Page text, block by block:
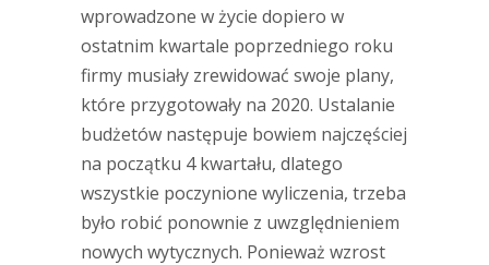
wprowadzone w życie dopiero w
ostatnim kwartale poprzedniego roku
firmy musiały zrewidować swoje plany,
które przygotowały na 2020. Ustalanie
budżetów następuje bowiem najczęściej
na początku 4 kwartału, dlatego
wszystkie poczynione wyliczenia, trzeba
było robić ponownie z uwzględnieniem
nowych wytycznych. Ponieważ wzrost